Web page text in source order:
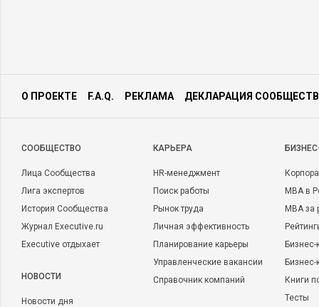
О ПРОЕКТЕ F.A.Q. РЕКЛАМА ДЕКЛАРАЦИЯ
CООБЩЕСТВО
Лица Сообщества
Лига экспертов
История Сообщества
Журнал Executive.ru
Executive отдыхает
НОВОСТИ
Новости дня
КАРЬЕРА
HR-менеджмент
Поиск работы
Рынок труда
Личная эффективность
Планирование карьеры
Управленческие вакансии
Справочник компаний
MBA в
MBA
Бизнес-
Книги
Тесты